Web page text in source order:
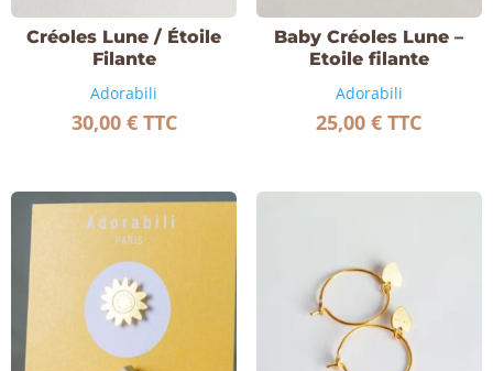
Créoles Lune / Étoile
Filante
Adorabili
30,00 € TTC
Baby Créoles Lune –
Etoile filante
Adorabili
25,00€ TTC